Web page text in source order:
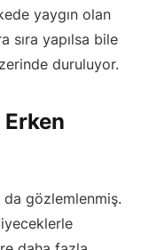
yaygın olan
sıra yapılsa bile
duruluyor.
Erken
da gözlemlenmiş.